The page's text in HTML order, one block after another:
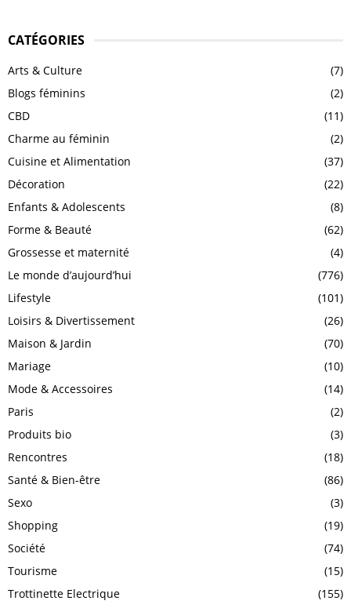
CATÉGORIES
Arts & Culture
(7)
Blogs féminins
(2)
CBD
(11)
Charme au féminin
(2)
Cuisine et Alimentation
(37)
Décoration
(22)
Enfants & Adolescents
(8)
Forme & Beauté
(62)
Grossesse et maternité
(4)
Le monde d’aujourd’hui
(776)
Lifestyle
(101)
Loisirs & Divertissement
(26)
Maison & Jardin
(70)
Mariage
(10)
Mode & Accessoires
(14)
Paris
(2)
Produits bio
(3)
Rencontres
(18)
Santé & Bien-être
(86)
Sexo
(3)
Shopping
(19)
Société
(74)
Tourisme
(15)
Trottinette Electrique
(155)